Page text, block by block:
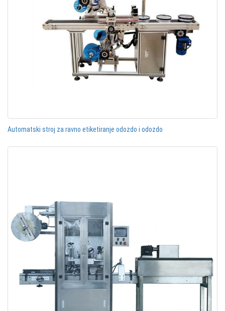
Automatski stroj za ravno etiketiranje odozdo i odozdo